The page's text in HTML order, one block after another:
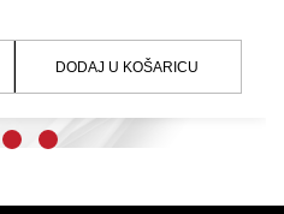
DODAJ U KOŠARICU